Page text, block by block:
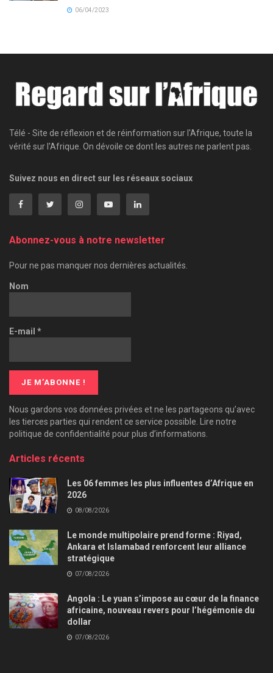
06/04/2023
Télé - Site de réflexion et de réinformation sur l'Afrique, toute la
vérité sur l'Afrique. On dévoile ce dont les autres ne parlent pas.
Suivez nous en direct sur les réseaux sociaux
Abonnez-vous à notre newsletter
Pour ne pas manquer nos dernières actualités.
Nom
E-mail *
Nous gardons vos données privées et ne les partageons qu’avec
les tierces parties qui rendent ce service possible. Lire notre
politique de confidentialité pour plus d’informations.
Articles récents
Les 06 femmes les plus influentes d’Afrique en
2026
08/08/2026
Le monde multipolaire prend forme : Riyad,
Ankara et Islamabad renforcent leur alliance
stratégique
07/08/2026
Angola : Le yuan s’impose au cœur de la finance
africaine, nouveau revers pour l’hégémonie du
dollar
07/08/2026